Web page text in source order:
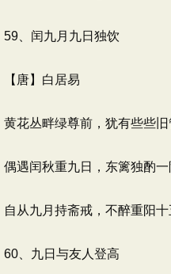
59、闰九月九日独饮
【唐】白居易
黄花丛畔绿尊前，犹有些些旧
偶遇闰秋重九日，东篱独酌一
自从九月持斋戒，不醉重阳十
60、九日与友人登高